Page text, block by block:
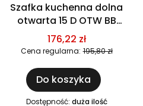
Szafka kuchenna dolna
otwarta 15 D OTW BB
szary
176,22 zł
Cena regularna: 195,80 zł
Do koszyka
Dostępność: duża ilość